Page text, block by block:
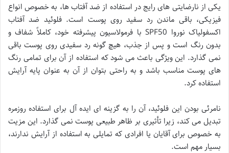
یکی از نارضایتی های رایج در استفاده از ضد آفتاب ها، به خصوص انواع
فیزیکی، باقی ماندن رد سفید روی پوست است. فلوئید ضد آفتاب
اکسفولیاک نوروا SPF50 با فرمولاسیون پیشرفته خود، کاملاً شفاف و
بدون رنگ است و پس از جذب، هیچ گونه رد سفیدی روی پوست باقی
نمی گذارد. این ویژگی باعث می شود که استفاده از آن برای تمامی رنگ
های پوست مناسب باشد و به راحتی بتوان از آن به عنوان پایه آرایش
استفاده کرد.
نامرئی بودن این فلوئید، آن را به گزینه ای ایده آل برای استفاده روزمره
تبدیل می کند، زیرا تأثیری بر ظاهر طبیعی پوست نمی گذارد. این مزیت
به خصوص برای آقایان یا افرادی که تمایلی به استفاده از آرایش ندارند،
بسیار مهم است.